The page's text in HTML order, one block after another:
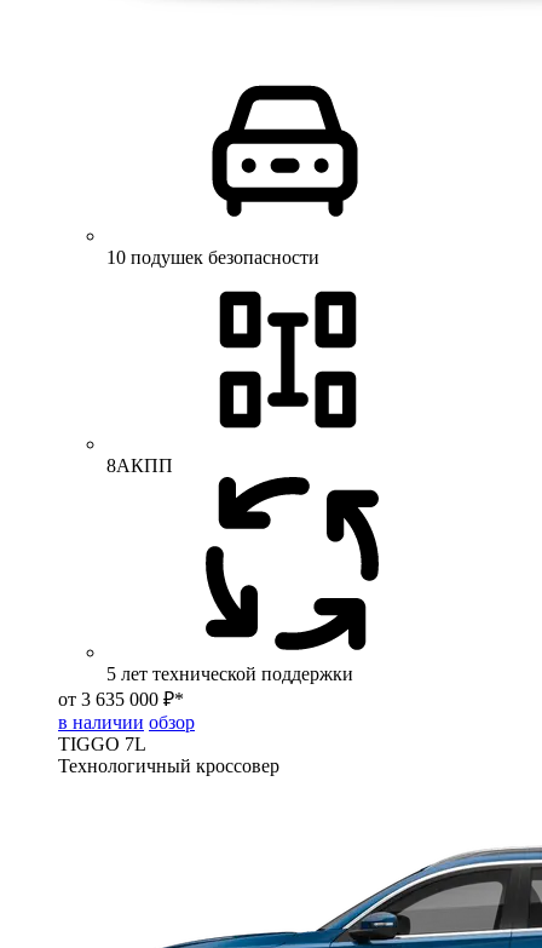
10 подушек безопасности
8АКПП
5 лет технической поддержки
от 3 635 000 ₽*
в наличии обзор
TIGGO 7L
Технологичный кроссовер